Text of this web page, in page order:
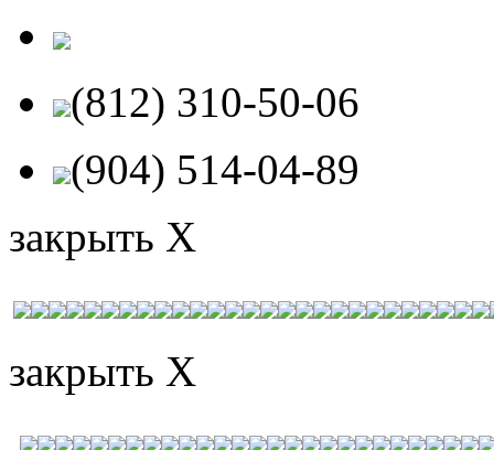
(812) 310-50-06
(904) 514-04-89
закрыть X
закрыть X